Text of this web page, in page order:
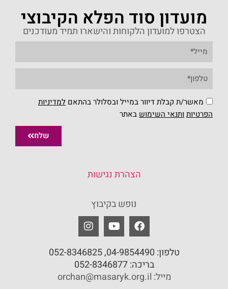
מועדון סוד הפלא הקיבוצי
הצטרפו למועדון הלקוחות והישארו תמיד מעודכנים
מאשר/ת קבלת דיוור במייל ובסלולר בהתאם למדיניות
הפרטיות ותנאי השימוש באתר
שלח
הצהרת נגישות
נופש בקיבוץ
טלפון: 04-9854490
, 052-8346825
בריכה:052-8346877
מייל: orchan@masaryk.org.il